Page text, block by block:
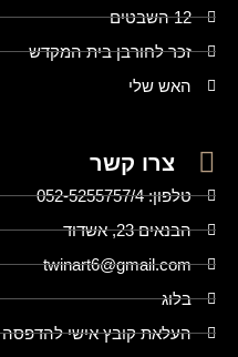
12 השבטים
זכר לחורבן בית המקדש
האש שלי
צרו קשר
טלפון: 052-5255757/4
הבנאים 23, אשדוד
twinart6@gmail.com
בלוג
העלאת קובץ אישי להדפסה